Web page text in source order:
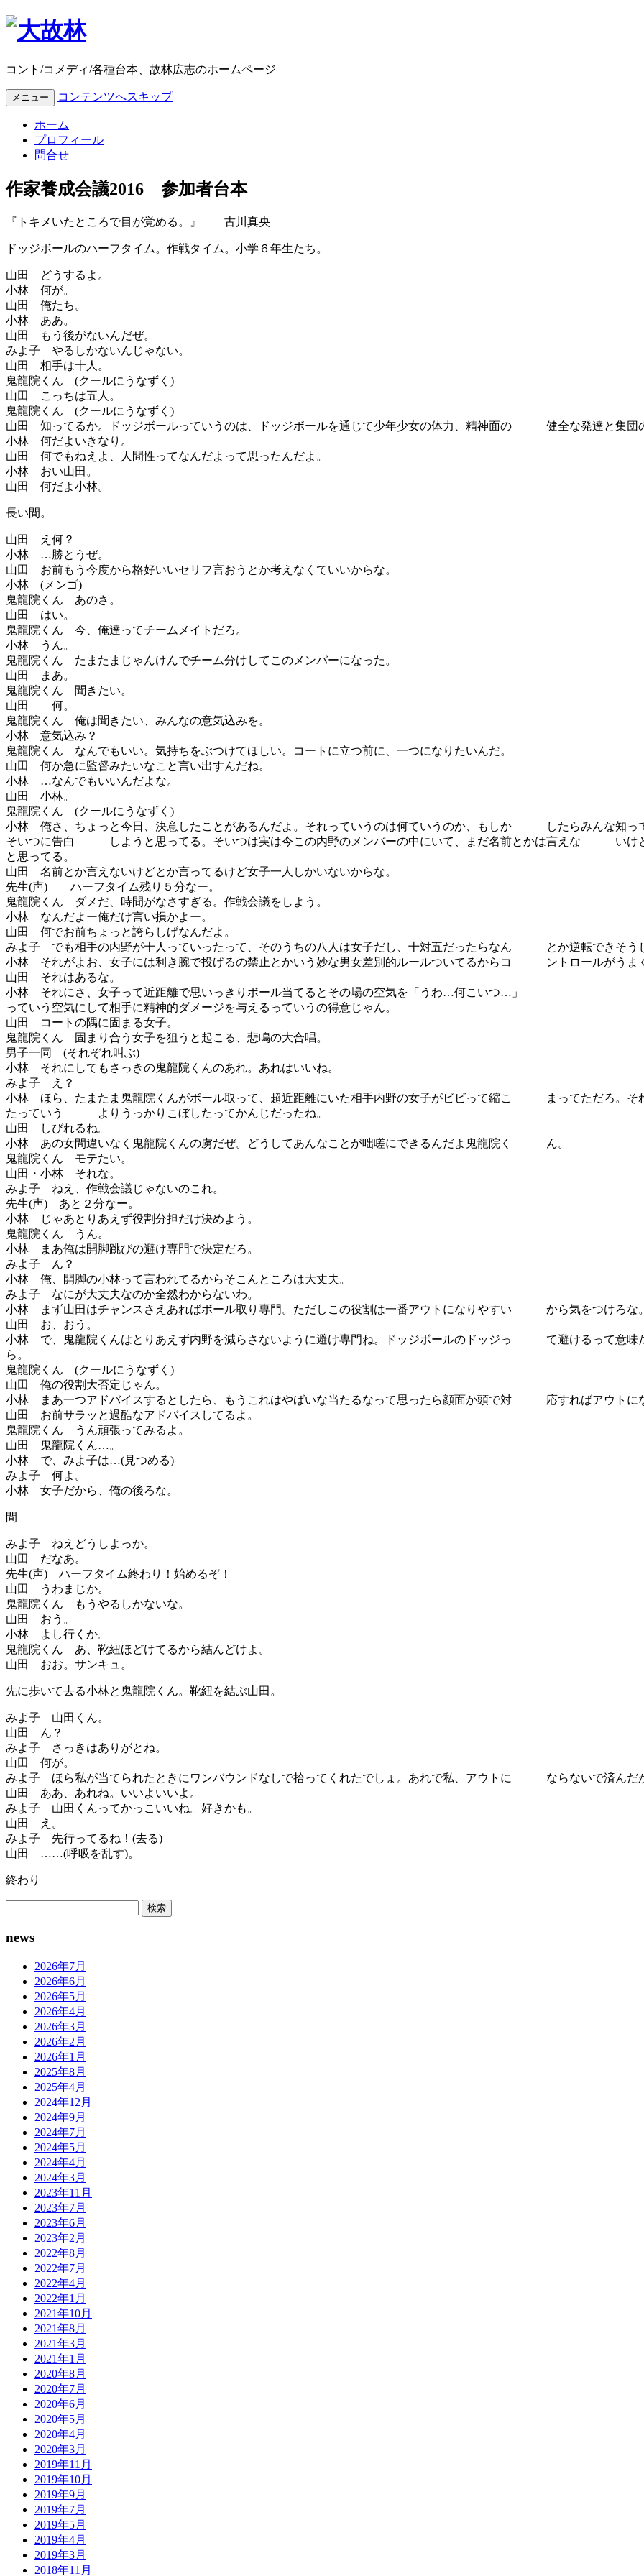
コント/コメディ/各種台本、故林広志のホームページ
メニュー コンテンツへスキップ
ホーム
プロフィール
問合せ
作家養成会議2016 参加者台本
『トキメいたところで目が覚める。』 古川真央
ドッジボールのハーフタイム。 作戦タイム。 小学６年生たち。
山田 どうするよ。
小林 何が。
山田 俺たち。
小林 ああ。
山田 もう後がないんだぜ。
みよ子 やるしかないんじゃない。
山田 相手は十人。
鬼龍院くん (クールにうなずく)
山田 こっちは五人。
鬼龍院くん (クールにうなずく)
山田 知ってるか。ドッジボールっていうのは、ドッジボールを通じて少年少女の体力、精神面の 健全な発達と集団
小林 何だよいきなり。
山田 何でもねえよ、人間性ってなんだよって思ったんだよ。
小林 おい山田。
山田 何だよ小林。
長い間。
山田 え何？
小林 …勝とうぜ。
山田 お前もう今度から格好いいセリフ言おうとか考えなくていいからな。
小林 (メンゴ)
鬼龍院くん あのさ。
山田 はい。
鬼龍院くん 今、俺達ってチームメイトだろ。
小林 うん。
鬼龍院くん たまたまじゃんけんでチーム分けしてこのメンバーになった。
山田 まあ。
鬼龍院くん 聞きたい。
山田 何。
鬼龍院くん 俺は聞きたい、みんなの意気込みを。
小林 意気込み？
鬼龍院くん なんでもいい。気持ちをぶつけてほしい。コートに立つ前に、一つになりたいんだ。
山田 何か急に監督みたいなこと言い出すんだね。
小林 …なんでもいいんだよな。
山田 小林。
鬼龍院くん (クールにうなずく)
小林 俺さ、ちょっと今日、決意したことがあるんだよ。それっていうのは何ていうのか、もしか したらみんな知っ
そいつに告白 しようと思ってる。そいつは実は今この内野のメンバーの中にいて、まだ名前とかは言えな いけど
と思ってる。
山田 名前とか言えないけどとか言ってるけど女子一人しかいないからな。
先生(声) ハーフタイム残り５分なー。
鬼龍院くん ダメだ、時間がなさすぎる。作戦会議をしよう。
小林 なんだよー俺だけ言い損かよー。
山田 何でお前ちょっと誇らしげなんだよ。
みよ子 でも相手の内野が十人っていったって、そのうちの八人は女子だし、十対五だったらなん とか逆転できそう
小林 それがよお、女子には利き腕で投げるの禁止とかいう妙な男女差別的ルールついてるからコ ントロールがうま
山田 それはあるな。
小林 それにさ、女子って近距離で思いっきりボール当てるとその場の空気を「うわ…何こいつ…」
っていう空気にして相手に精神的ダメージを与えるっていうの得意じゃん。
山田 コートの隅に固まる女子。
鬼龍院くん 固まり合う女子を狙うと起こる、悲鳴の大合唱。
男子一同 (それぞれ叫ぶ)
小林 それにしてもさっきの鬼龍院くんのあれ。あれはいいね。
みよ子 え？
小林 ほら、たまたま鬼龍院くんがボール取って、超近距離にいた相手内野の女子がビビって縮こ まってただろ。そ
たっていう よりうっかりこぼしたってかんじだったね。
山田 しびれるね。
小林 あの女間違いなく鬼龍院くんの虜だぜ。どうしてあんなことが咄嗟にできるんだよ鬼龍院く ん。
鬼龍院くん モテたい。
山田・小林 それな。
みよ子 ねえ、作戦会議じゃないのこれ。
先生(声) あと２分なー。
小林 じゃあとりあえず役割分担だけ決めよう。
鬼龍院くん うん。
小林 まあ俺は開脚跳びの避け専門で決定だろ。
みよ子 ん？
小林 俺、開脚の小林って言われてるからそこんところは大丈夫。
みよ子 なにが大丈夫なのか全然わからないわ。
小林 まず山田はチャンスさえあればボール取り専門。ただしこの役割は一番アウトになりやすい から気をつけろな
山田 お、おう。
小林 で、鬼龍院くんはとりあえず内野を減らさないように避け専門ね。ドッジボールのドッジっ て避けるって意味
ら。
鬼龍院くん (クールにうなずく)
山田 俺の役割大否定じゃん。
小林 まあ一つアドバイスするとしたら、もうこれはやばいな当たるなって思ったら顔面か頭で対 応すればアウトに
山田 お前サラッと過酷なアドバイスしてるよ。
鬼龍院くん うん頑張ってみるよ。
山田 鬼龍院くん…。
小林 で、みよ子は…(見つめる)
みよ子 何よ。
小林 女子だから、俺の後ろな。
間
みよ子 ねえどうしよっか。
山田 だなあ。
先生(声) ハーフタイム終わり！始めるぞ！
山田 うわまじか。
鬼龍院くん もうやるしかないな。
山田 おう。
小林 よし行くか。
鬼龍院くん あ、靴紐ほどけてるから結んどけよ。
山田 おお。サンキュ。
先に歩いて去る小林と鬼龍院くん。靴紐を結ぶ山田。
みよ子 山田くん。
山田 ん？
みよ子 さっきはありがとね。
山田 何が。
みよ子 ほら私が当てられたときにワンバウンドなしで拾ってくれたでしょ。あれで私、アウトに ならないで済んだ
山田 ああ、あれね。いいよいいよ。
みよ子 山田くんってかっこいいね。好きかも。
山田 え。
みよ子 先行ってるね！(去る)
山田 ……(呼吸を乱す)。
終わり
news
2026年7月
2026年6月
2026年5月
2026年4月
2026年3月
2026年2月
2026年1月
2025年8月
2025年4月
2024年12月
2024年9月
2024年7月
2024年5月
2024年4月
2024年3月
2023年11月
2023年7月
2023年6月
2023年2月
2022年8月
2022年7月
2022年4月
2022年1月
2021年10月
2021年8月
2021年3月
2021年1月
2020年8月
2020年7月
2020年6月
2020年5月
2020年4月
2020年3月
2019年11月
2019年10月
2019年9月
2019年7月
2019年5月
2019年4月
2019年3月
2018年11月